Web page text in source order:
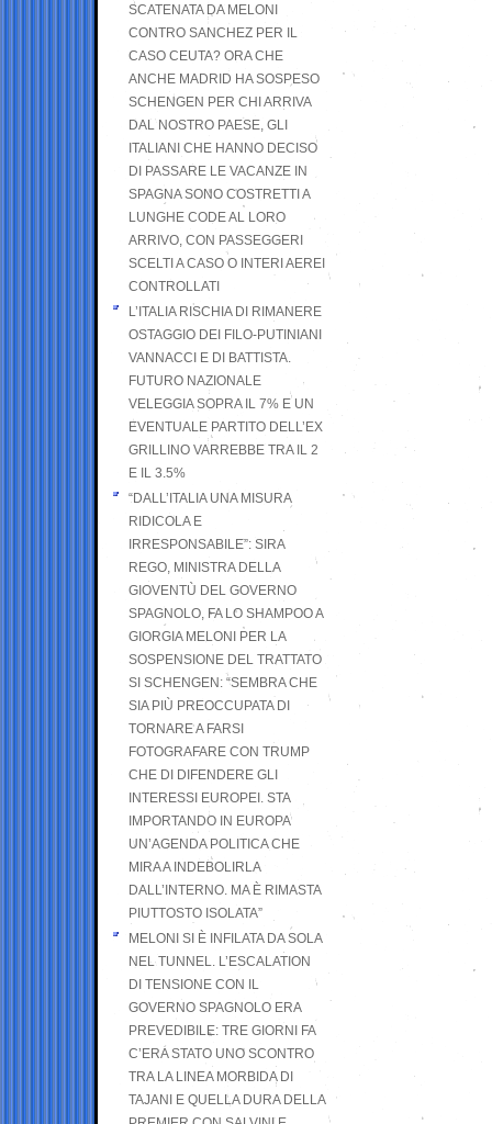
SCATENATA DA MELONI
CONTRO SANCHEZ PER IL
CASO CEUTA? ORA CHE
ANCHE MADRID HA SOSPESO
SCHENGEN PER CHI ARRIVA
DAL NOSTRO PAESE, GLI
ITALIANI CHE HANNO DECISO
DI PASSARE LE VACANZE IN
SPAGNA SONO COSTRETTI A
LUNGHE CODE AL LORO
ARRIVO, CON PASSEGGERI
SCELTI A CASO O INTERI AEREI
CONTROLLATI
L’ITALIA RISCHIA DI RIMANERE
OSTAGGIO DEI FILO-PUTINIANI
VANNACCI E DI BATTISTA.
FUTURO NAZIONALE
VELEGGIA SOPRA IL 7% E UN
EVENTUALE PARTITO DELL’EX
GRILLINO VARREBBE TRA IL 2
E IL 3.5%
“DALL’ITALIA UNA MISURA
RIDICOLA E
IRRESPONSABILE”: SIRA
REGO, MINISTRA DELLA
GIOVENTÙ DEL GOVERNO
SPAGNOLO, FA LO SHAMPOO A
GIORGIA MELONI PER LA
SOSPENSIONE DEL TRATTATO
SI SCHENGEN: “SEMBRA CHE
SIA PIÙ PREOCCUPATA DI
TORNARE A FARSI
FOTOGRAFARE CON TRUMP
CHE DI DIFENDERE GLI
INTERESSI EUROPEI. STA
IMPORTANDO IN EUROPA
UN’AGENDA POLITICA CHE
MIRA A INDEBOLIRLA
DALL’INTERNO. MA È RIMASTA
PIUTTOSTO ISOLATA”
MELONI SI È INFILATA DA SOLA
NEL TUNNEL. L’ESCALATION
DI TENSIONE CON IL
GOVERNO SPAGNOLO ERA
PREVEDIBILE: TRE GIORNI FA
C’ERA STATO UNO SCONTRO
TRA LA LINEA MORBIDA DI
TAJANI E QUELLA DURA DELLA